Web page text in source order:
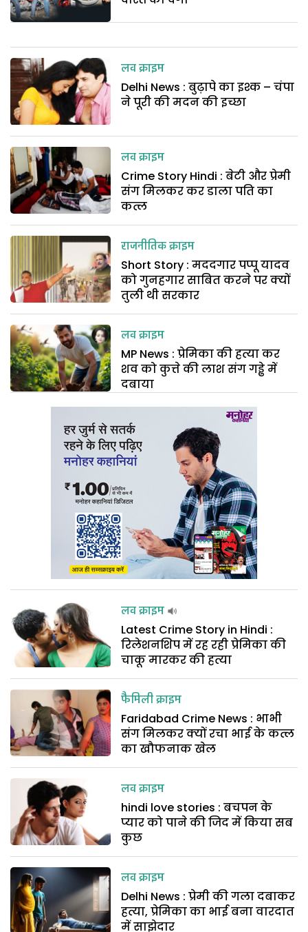
लव क्राइम
Delhi News : बुढ़ापे का इश्क – चंपा
ने पूरी की मदन की इच्छा
लव क्राइम
Crime Story Hindi : बेटी और प्रेमी
संग मिलकर कर डाला पति का
कत्ल
राजनीतिक क्राइम
Short Story : मददगार पप्पू यादव
को गुनहगार साबित करने पर क्यों
तुली थी सरकार
लव क्राइम
MP News : प्रेमिका की हत्या कर
शव को कुत्ते की लाश संग गड्ढे में
दबाया
लव क्राइम
Latest Crime Story in Hindi :
रिलेशनशिप में रह रही प्रेमिका की
चाकू मारकर की हत्या
फैमिली क्राइम
Faridabad Crime News : भाभी
संग मिलकर क्यों रचा भाई के कत्ल
का खौफनाक खेल
लव क्राइम
hindi love stories : बचपन के
प्यार को पाने की जिद में किया सब
कुछ
लव क्राइम
Delhi News : प्रेमी की गला दबाकर
हत्या, प्रेमिका का भाई बना वारदात
में साझेदार